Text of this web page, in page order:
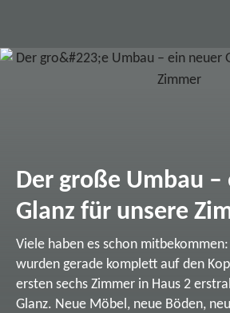
Der große Umbau –
Glanz für unsere
Viele haben es schon
wurden gerade komplett auf den
ersten sechs Zimmer in Haus 2
Glanz. Neue Möbel, neue Böden,